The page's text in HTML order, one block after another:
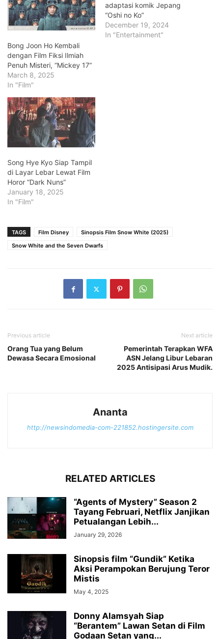
Bong Joon Ho Kembali
dengan Film Fiksi Ilmiah
Penuh Misteri, “Mickey 17”
March 8, 2025
In "Film"
adaptasi komik Jepang
“Oshi no Ko”
December 19, 2024
In "Entertainment"
Song Hye Kyo Siap Tampil
di Layar Lebar Lewat Film
Horor “Dark Nuns”
January 18, 2025
In "Film"
TAGS Film Disney
Sinopsis Film Snow White (2025)
Snow White and the Seven Dwarfs
Previous article
Orang Tua yang Belum
Dewasa Secara Emosional
Next article
Pemerintah Terapkan WFA
ASN Jelang Libur Lebaran
2025 Antisipasi Arus Mudik.
Ananta
http://newsindomedia-com-221852.hostingersite.com
RELATED ARTICLES
“Agents of Mystery” Season 2
Tayang Februari, Netflix Janjikan
Petualangan Lebih...
January 29, 2026
Sinopsis film “Gundik” Ketika
Aksi Perampokan Berujung Teror
Mistis
May 4, 2025
Donny Alamsyah Siap
“Berantem” Lawan Setan di Film
Godaan Setan yang...